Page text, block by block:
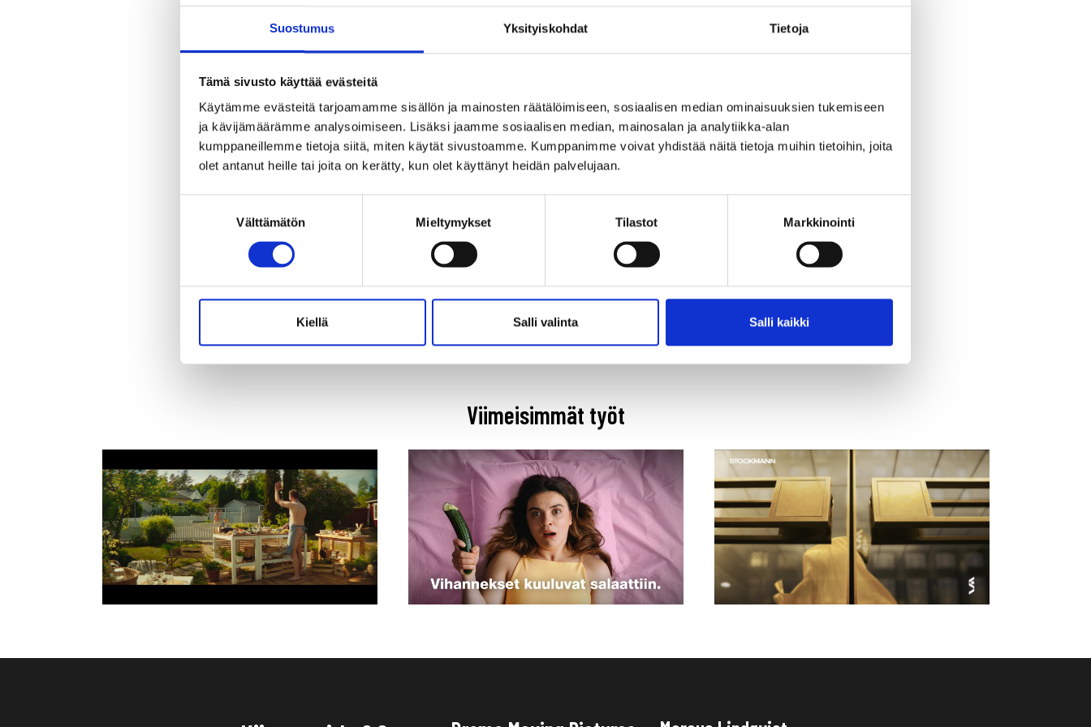
Suostumus Yksityiskohdat Tietoja
Tämä sivusto käyttää evästeitä
Käytämme evästeitä tarjoamamme sisällön ja mainosten räätälöimiseen, sosiaalisen median ominaisuuksien tukemiseen
ja kävijämäärämme analysoimiseen. Lisäksi jaamme sosiaalisen median, mainosalan ja analytiikka-alan
kumppaneillemme tietoja siitä, miten käytät sivustoamme. Kumppanimme voivat yhdistää näitä tietoja muihin tietoihin, joita
olet antanut heille tai joita on kerätty, kun olet käyttänyt heidän palvelujaan.
Välttämätön Mieltymykset Tilastot Markkinointi
Kiellä Salli valinta Salli kaikki
Viimeisimmät työt